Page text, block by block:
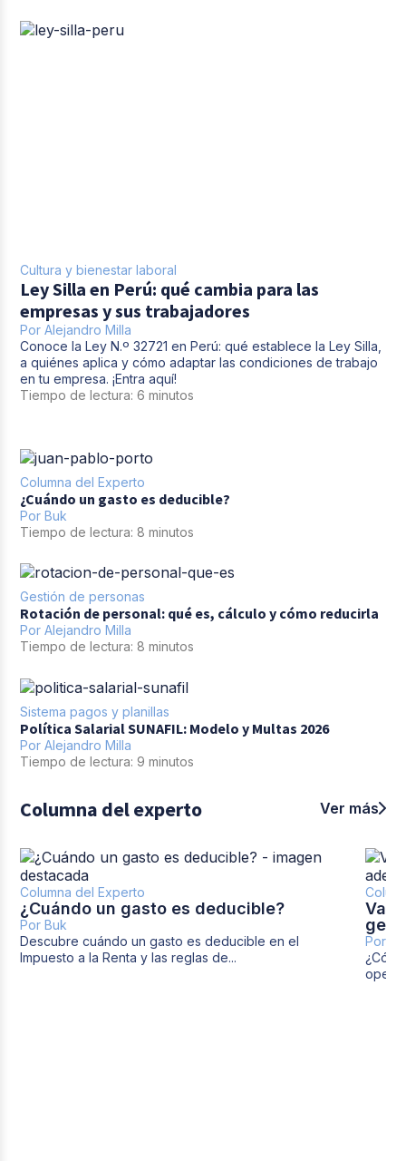
Cultura y bienestar laboral
Ley Silla en Perú: qué cambia para las
empresas y sus trabajadores
PorAlejandro Milla
Conoce la Ley N.º 32721 en Perú: qué establece la Ley Silla,
a quiénes aplica y cómo adaptar las condiciones de trabajo
en tu empresa. ¡Entra aquí!
Tiempo de lectura: 6 minutos
Columna del Experto
¿Cuándo un gasto es deducible?
PorBuk
Tiempo de lectura: 8 minutos
Gestión de personas
Rotación de personal: qué es, cálculo y cómo reducirla
PorAlejandro Milla
Tiempo de lectura: 8 minutos
Sistema pagos y planillas
Política Salarial SUNAFIL: Modelo y Multas 2026
PorAlejandro Milla
Tiempo de lectura: 9 minutos
Columna del experto Ver más
Columna del Experto
¿Cuándo un gasto es deducible?
Por Buk
Descubre cuándo un gasto es deducible en el
Impuesto a la Renta y las reglas de...
Por